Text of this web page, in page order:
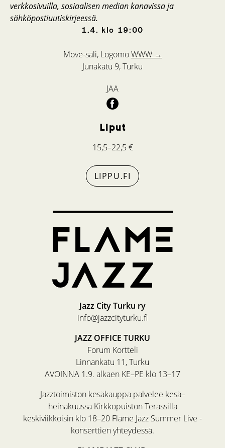
1.4. klo 19:00
Move-sali, LogomoWWW →
Junakatu 9, Turku
JAA
Liput
15,5–22,5 €
LIPPU.FI
verkkosivuilla, sosiaalisen median kanavissa ja
sähköpostiuutiskirjeessä.
Jazz City Turku ry
info@jazzcityturku.fi
JAZZ OFFICE TURKU
Forum Kortteli
Linnankatu 11, Turku
AVOINNA 1.9. alkaen KE–PE klo 13–17
Jazztoimiston kesäkauppa palvelee kesä–
heinäkuussa Kirkkopuiston Terassilla
keskiviikkoisin klo 18–20 Flame Jazz Summer Live -
konserttien yhteydessä.